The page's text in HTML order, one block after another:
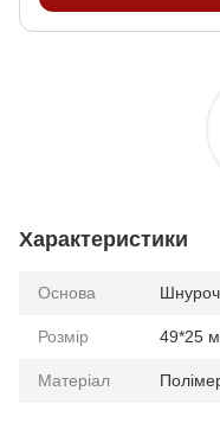
Характеристики
Основа
Розмір 49*25
Матеріал